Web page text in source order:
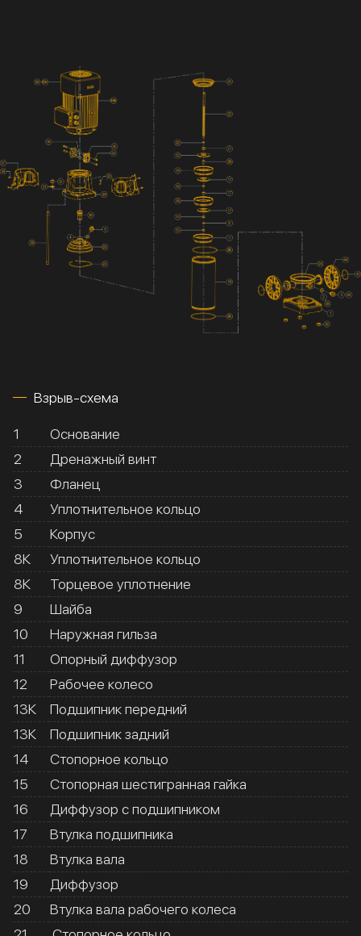
Взрыв-схема
1
Основание
2
Дренажный винт
3
Фланец
4
Уплотнительное кольцо
5
Корпус
8К
Уплотнительное кольцо
8К
Торцевое уплотнение
9
Шайба
10
Наружная гильза
11
Опорный диффузор
12
Рабочее колесо
13К
Подшипник передний
13К
Подшипник задний
14
Стопорное кольцо
15
Стопорная шестигранная гайка
16
Диффузор с подшипником
17
Втулка подшипника
18
Втулка вала
19
Диффузор
20
Втулка вала рабочего колеса